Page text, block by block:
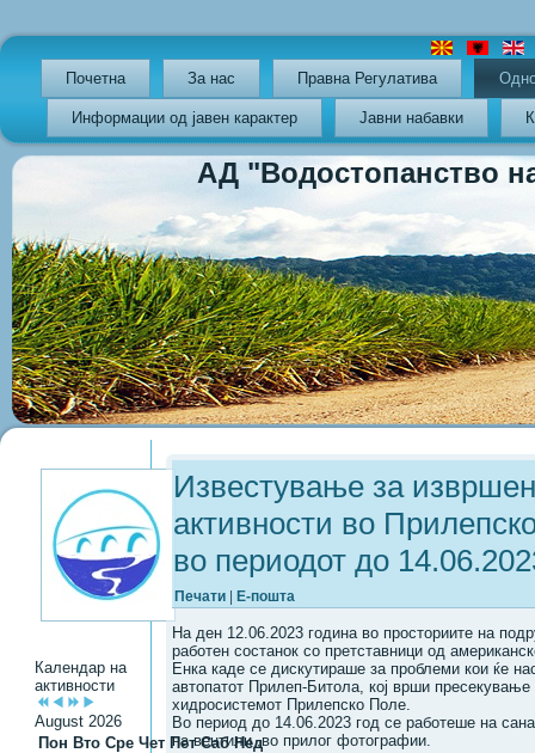
Почетна За нас Правна Регулатива
Информации од јавен карактер Јавни набавки
АД "Водостопанство на
Календар на
активности
August 2026
Пон Вто Сре Чет Пет Саб Нед
Известување за
активности во
во периодот до
Печати Е-пошта
На ден 12.06.2023 година во просториите на
работен состанок со претставници од
Енка каде се дискутираше за проблеми кои ќе
автопатот Прилеп-Битола, кој врши
хидросистемот Прилепско Поле.
Во период до 14.06.2023 год се работеше на
на вентили ,во прилог фотографии.